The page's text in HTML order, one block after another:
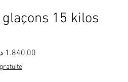
15 kilos